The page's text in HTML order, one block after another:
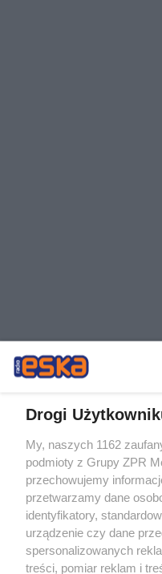
Żaden utwór zamieszczony w
rozpowszechniany lub dalej
tym także elektroniczny lub
eksploatacji w jakiejkolwiek
Internecie bez pisemnej zgody
wykorzystanie utworów w
tzn. bez właściwej zgody, jest
ścigane prawnie.
Drogi
My, naszych 1162
podmioty z Grupy ZPR
przechowujemy
przetwarzamy dane
identyfikatory,
urządzenie czy dane
spersonalizowanych
treści, pomiar reklam i